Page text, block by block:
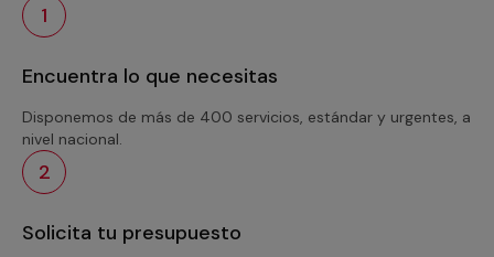
1
Encuentra lo que necesitas
Disponemos de más de 400 servicios, estándar y urgentes, a
nivel nacional.
2
Solicita tu presupuesto